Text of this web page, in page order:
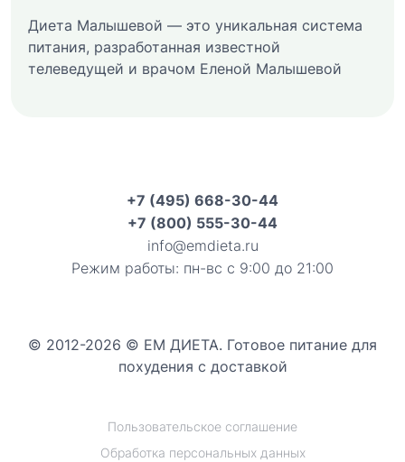
Диета Малышевой — это уникальная система
питания, разработанная известной
телеведущей и врачом Еленой Малышевой
+7 (495) 668-30-44
+7 (800) 555-30-44
info@emdieta.ru
Режим работы: пн-вс с 9:00 до 21:00
© 2012-2026 © ЕМ ДИЕТА. Готовое питание для
похудения с доставкой
Пользовательское соглашение
Обработка персональных данных